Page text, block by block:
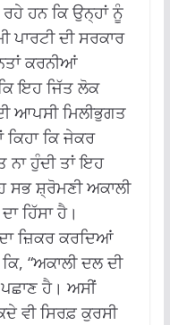
ਹਨ ਕਿ ਉਨ੍ਹਾਂ ਨੂੰ
ਦੀ ਸਰਕਾਰ
ਕਰਨੀਆਂ
ਇਹ ਜਿੱਤ ਲੋਕ
ਆਪਸੀ ਮਿਲੀਭੁਗਤ
ਕਿ ਜੇਕਰ
ਨਾ ਹੁੰਦੀ ਤਾਂ ਇਹ
ਸਭ ਸ਼੍ਰੋਮਣੀ ਅਕਾਲੀ
ਹਿੱਸਾ ਹੈ।
ਜ਼ਿਕਰ ਕਰਦਿਆਂ
“ਅਕਾਲੀ ਦਲ ਦੀ
ਹੈ। ਅਸੀਂ
ਵੀ ਸਿਰਫ਼ ਕੁਰਸੀ